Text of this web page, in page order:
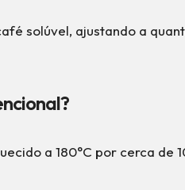
solúvel, ajustando a
a 180°C por cerca de